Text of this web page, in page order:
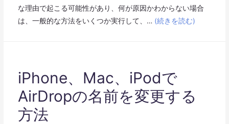
な理由で起こる可能性があり、何が原因かわからない場合
は、一般的な方法をいくつか実行して、… (続きを読む)
iPhone、Mac、iPodで
AirDropの名前を変更する
方法